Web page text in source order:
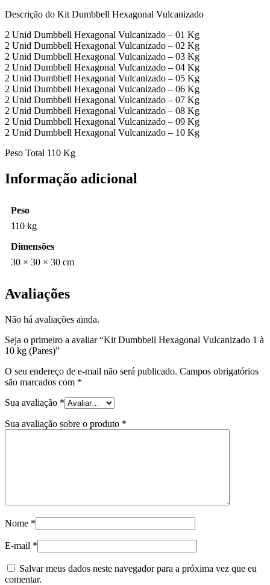
Descrição do Kit Dumbbell Hexagonal Vulcanizado
2 Unid Dumbbell Hexagonal Vulcanizado – 01 Kg
2 Unid Dumbbell Hexagonal Vulcanizado – 02 Kg
2 Unid Dumbbell Hexagonal Vulcanizado – 03 Kg
2 Unid Dumbbell Hexagonal Vulcanizado – 04 Kg
2 Unid Dumbbell Hexagonal Vulcanizado – 05 Kg
2 Unid Dumbbell Hexagonal Vulcanizado – 06 Kg
2 Unid Dumbbell Hexagonal Vulcanizado – 07 Kg
2 Unid Dumbbell Hexagonal Vulcanizado – 08 Kg
2 Unid Dumbbell Hexagonal Vulcanizado – 09 Kg
2 Unid Dumbbell Hexagonal Vulcanizado – 10 Kg
Peso Total 110 Kg
Informação adicional
Peso
110 kg
Dimensões
30 × 30 × 30 cm
Avaliações
Não há avaliações ainda.
Seja o primeiro a avaliar “Kit Dumbbell Hexagonal Vulcanizado 1 à
10 kg (Pares)”
O seu endereço de e-mail não será publicado. Campos obrigatórios
são marcados com *
Sua avaliação *
Sua avaliação sobre o produto *
Nome *
E-mail *
Salvar meus dados neste navegador para a próxima vez que eu
comentar.